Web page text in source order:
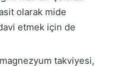
olarak mide
etmek için de
takviyesi,